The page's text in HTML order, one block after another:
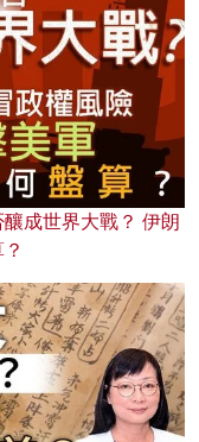
成世界大戰？ 伊朗